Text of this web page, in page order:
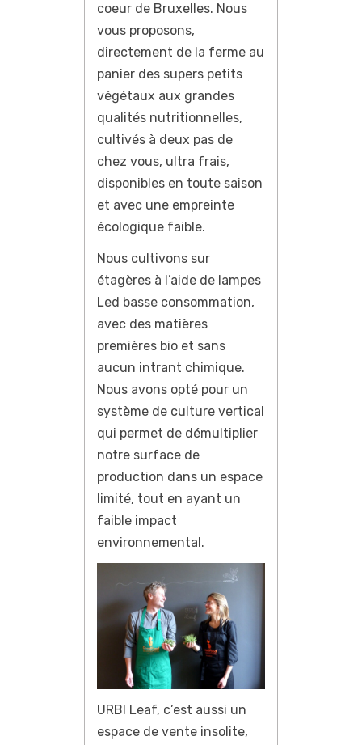
coeur de Bruxelles. Nous
vous proposons,
directement de la ferme au
panier des supers petits
végétaux aux grandes
qualités nutritionnelles,
cultivés à deux pas de
chez vous, ultra frais,
disponibles en toute saison
et avec une empreinte
écologique faible.
Nous cultivons sur
étagères à l’aide de lampes
Led basse consommation,
avec des matières
premières bio et sans
aucun intrant chimique.
Nous avons opté pour un
système de culture vertical
qui permet de démultiplier
notre surface de
production dans un espace
limité, tout en ayant un
faible impact
environnemental.
URBI Leaf, c’est aussi un
espace de vente insolite,